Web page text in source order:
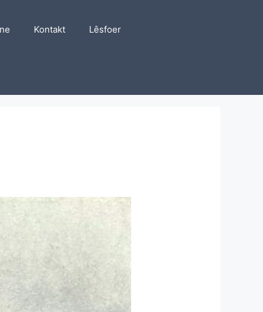
Kontakt Lêsfoer